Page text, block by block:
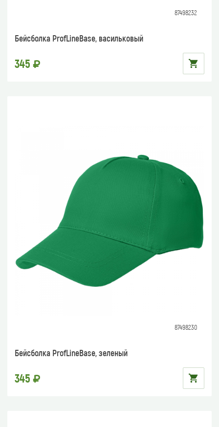
87498232
Бейсболка ProfLineBase, васильковый
345
87498230
Бейсболка ProfLineBase, зеленый
345